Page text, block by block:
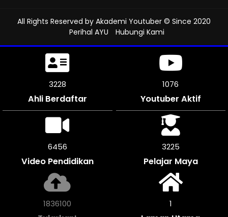
All Rights Reserved by Akademi Youtuber © Since 2020
Perihal AYU
Hubungi Kami
3609
Ahli Berdaftar
1203
Youtuber Aktif
7218
Video Pendidikan
3609
Pelajar Maya
2054724 1